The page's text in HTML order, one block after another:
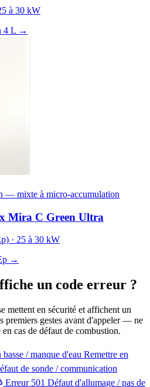
à 30 kW
4 L →
— mixte à micro-accumulation
Mira C Green Ultra
· 25 à 30 kW
→
un code erreur ?
mettent en sécurité et affichent un
premiers gestes avant d'appeler — ne
cas de défaut de combustion.
basse / manque d'eau Remettre en
de sonde / communication
Erreur 501 Défaut d'allumage / pas de